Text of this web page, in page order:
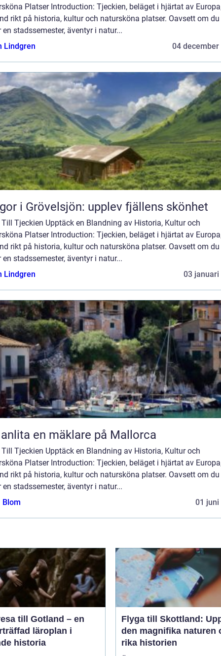
Platser Introduction: Tjeckien, beläget i hjärtat av
rikt på historia, kultur och natursköna platser. Oavsett om du
en stadssemester, äventyr i natur...
Lindgren
04 december
i Grövelsjön: upplev fjällens skönhet
Till Tjeckien Upptäck en Blandning av Historia, Kultur och
Platser Introduction: Tjeckien, beläget i hjärtat av
rikt på historia, kultur och natursköna platser. Oavsett om du
en stadssemester, äventyr i natur...
Lindgren
03 januari
en mäklare på Mallorca
Till Tjeckien Upptäck en Blandning av Historia, Kultur och
Platser Introduction: Tjeckien, beläget i hjärtat av
rikt på historia, kultur och natursköna platser. Oavsett om du
en stadssemester, äventyr i natur...
Blom
01 juni
till Gotland – en
läroplan i
historia
Flyga till Skottland:
den magnifika naturen
rika historien